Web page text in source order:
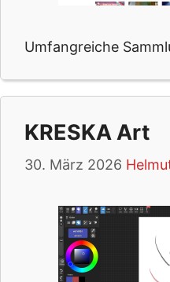
Umfangreiche
KRESKA Art
30. März 2026